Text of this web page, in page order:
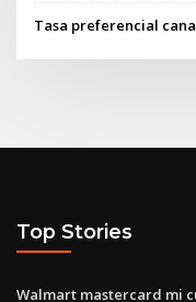
Tasa preferencial
Top Stories
Walmart mastercard mi